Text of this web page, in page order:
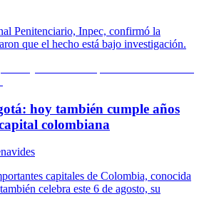
Penitenciario, Inpec, confirmó la
que el hecho está bajo investigación.
hoy también cumple años
colombiana
capitales de Colombia, conocida
celebra este 6 de agosto, su